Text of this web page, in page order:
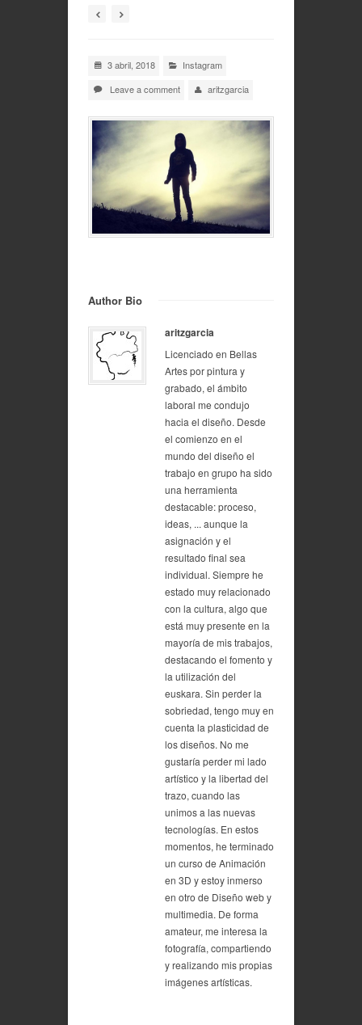
3 abril, 2018
Instagram
Leave a comment
aritzgarcia
Author Bio
aritzgarcia
Licenciado en Bellas
Artes por pintura y
grabado, el ámbito
laboral me condujo
hacia el diseño. Desde
el comienzo en el
mundo del diseño el
trabajo en grupo ha sido
una herramienta
destacable: proceso,
ideas, ... aunque la
asignación y el
resultado final sea
individual. Siempre he
estado muy relacionado
con la cultura, algo que
está muy presente en la
mayoría de mis trabajos,
destacando el fomento y
la utilización del
euskara. Sin perder la
sobriedad, tengo muy en
cuenta la plasticidad de
los diseños. No me
gustaría perder mi lado
artístico y la libertad del
trazo, cuando las
unimos a las nuevas
tecnologías. En estos
momentos, he terminado
un curso de Animación
en 3D y estoy inmerso
en otro de Diseño web y
multimedia. De forma
amateur, me interesa la
fotografía, compartiendo
y realizando mis propias
imágenes artísticas.